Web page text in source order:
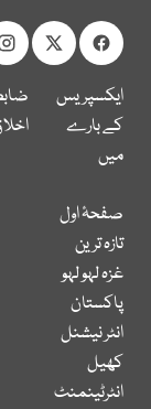
ایکسپریس
کے بارے
میں
صفحۂ اول
تازہ ترین
غزہ لہو لہو
پاکستان
انٹر نیشنل
کھیل
انٹرٹینمنٹ